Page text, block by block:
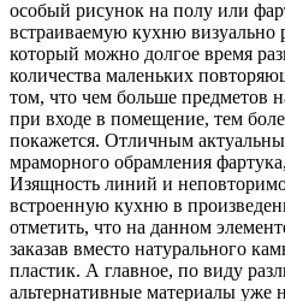
особый рисунок на полу или
встраиваемую кухню визуально
который можно долгое время
количества маленьких
том, что чем больше предметов
при входе в помещение, тем
покажется. Отличным
мраморного обрамления
Изящность линий и
встроенную кухню в
отметить, что на данном
заказав вместо натурального
пластик. А главное, по виду
альтернативные материалы уже